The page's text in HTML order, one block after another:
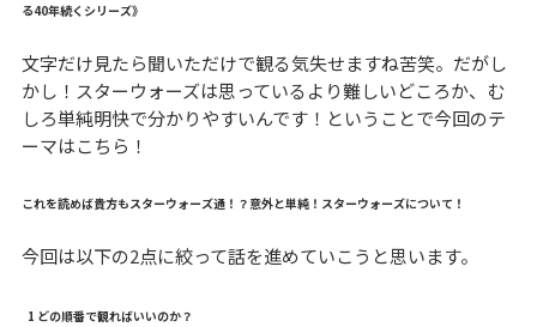
る40年続くシリーズ》
文字だけ見たら聞いただけで観る気失せますね苦笑。だがし
かし！スターウォーズは思っているより難しいどころか、む
しろ単純明快で分かりやすいんです！ということで今回のテ
ーマはこちら！
これを読めば貴方もスターウォーズ通！？意外と単純！スターウォーズについて！
今回は以下の2点に絞って話を進めていこうと思います。
1 どの順番で観ればいいのか？